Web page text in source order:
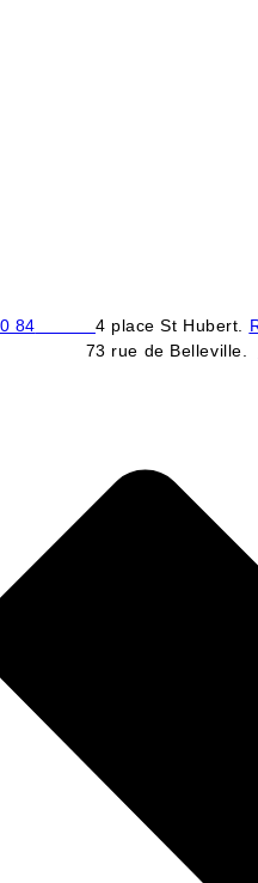
84 4 place St Hubert.
rue de Belleville.